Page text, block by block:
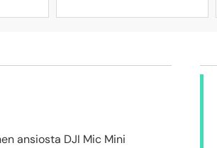
ansiosta DJI Mic Mini